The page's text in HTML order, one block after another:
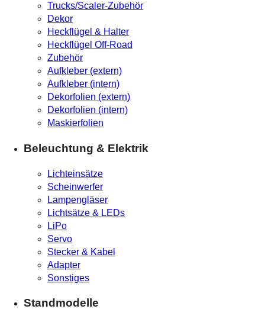
Trucks/Scaler-Zubehör
Dekor
Heckflügel & Halter
Heckflügel Off-Road
Zubehör
Aufkleber (extern)
Aufkleber (intern)
Dekorfolien (extern)
Dekorfolien (intern)
Maskierfolien
Beleuchtung & Elektrik
Lichteinsätze
Scheinwerfer
Lampengläser
Lichtsätze & LEDs
LiPo
Servo
Stecker & Kabel
Adapter
Sonstiges
Standmodelle